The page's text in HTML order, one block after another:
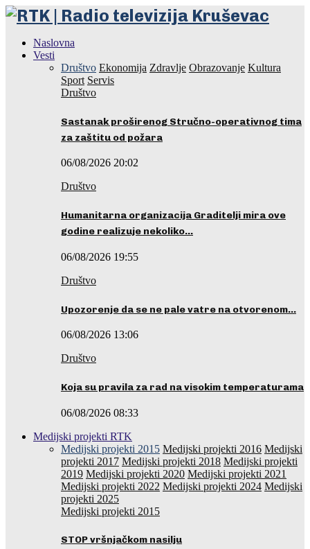
Naslovna
Vesti
Društvo Ekonomija Zdravlje Obrazovanje Kultura
Sport Servis
Društvo
Sastanak proširenog Stručno-operativnog tima
za zaštitu od požara
06/08/2026 20:02
Društvo
Humanitarna organizacija Graditelji mira ove
godine realizuje nekoliko…
06/08/2026 19:55
Društvo
Upozorenje da se ne pale vatre na otvorenom…
06/08/2026 13:06
Društvo
Koja su pravila za rad na visokim temperaturama
06/08/2026 08:33
Medijski projekti RTK
Medijski projekti 2015 Medijski projekti 2016 Medijski
projekti 2017 Medijski projekti 2018 Medijski projekti
2019 Medijski projekti 2020 Medijski projekti 2021
Medijski projekti 2022 Medijski projekti 2024 Medijski
projekti 2025
Medijski projekti 2015
STOP vršnjačkom nasilju